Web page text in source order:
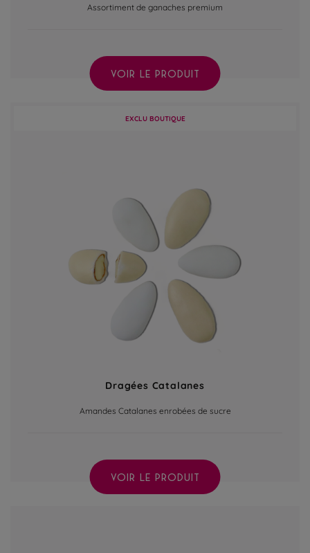
Assortiment de ganaches premium
VOIR LE PRODUIT
EXCLU BOUTIQUE
Dragées Catalanes
Amandes Catalanes enrobées de sucre
VOIR LE PRODUIT